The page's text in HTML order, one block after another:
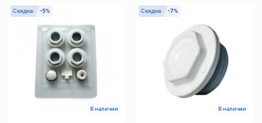
Скидка -5%
В наличии
Скидка -7%
В наличии